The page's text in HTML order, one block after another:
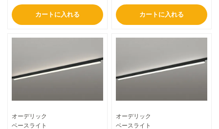
カートに入れる カートに入れる
オーデリック
ベースライト
オーデリック
ベースライト